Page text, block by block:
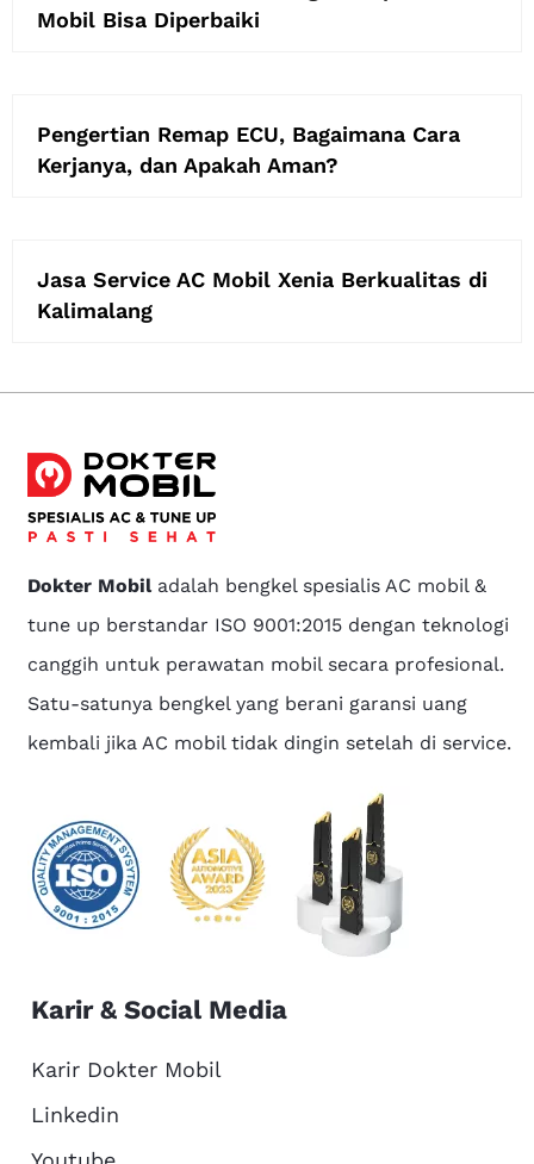
Mobil Bisa Diperbaiki
Pengertian Remap ECU, Bagaimana Cara
Kerjanya, dan Apakah Aman?
Jasa Service AC Mobil Xenia Berkualitas di
Kalimalang
Dokter Mobiladalah bengkel spesialis AC mobil &
tune up berstandar ISO 9001:2015 dengan teknologi
canggih untuk perawatan mobil secara profesional.
Satu-satunya bengkel yang berani garansi uang
kembali jika AC mobil tidak dingin setelah di service.
Karir & Social Media
Karir Dokter Mobil
Linkedin